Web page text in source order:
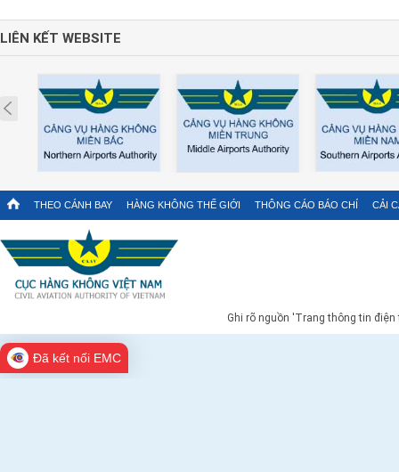
LIÊN KẾT WEBSITE
Prev
THEO CÁNH BAY HÀNG KHÔNG THẾ GIỚI THÔNG CÁO BÁO CHÍ CẢI
Ghi rõ nguồn 'Trang thông tin
Đã kết nối EMC